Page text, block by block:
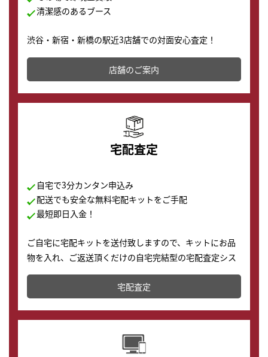
清潔感のあるブース
渋谷・新宿・新橋の駅近3店舗での対面安心査定！
その場で現金買取致します。渋谷本店では、時計販売の
店舗を併設しており、下取りに出してお得に新しい時計
の購入もできます♪
店舗のご案内
宅配査定
自宅で3分カンタン申込み
配送でも安全な無料宅配キットをご手配
最短即日入金！
ご自宅に宅配キットを送付致しますので、キットにお品
物を入れ、ご返送頂くだけの自宅完結型の宅配査定シス
テムです。
配送でも簡単&安全に査定・買取に出すことが可能で
す。
宅配査定